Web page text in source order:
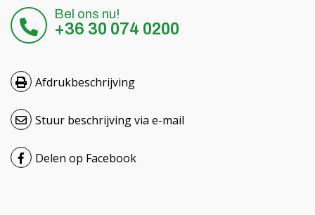
Română
Bel ons nu!
+36 30 074 0200
Afdrukbeschrijving
Stuur beschrijving via e-mail
Delen op Facebook